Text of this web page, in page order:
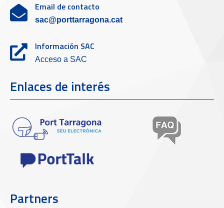
Email de contacto
sac@porttarragona.cat
Información SAC
Acceso a SAC
Enlaces de interés
Partners